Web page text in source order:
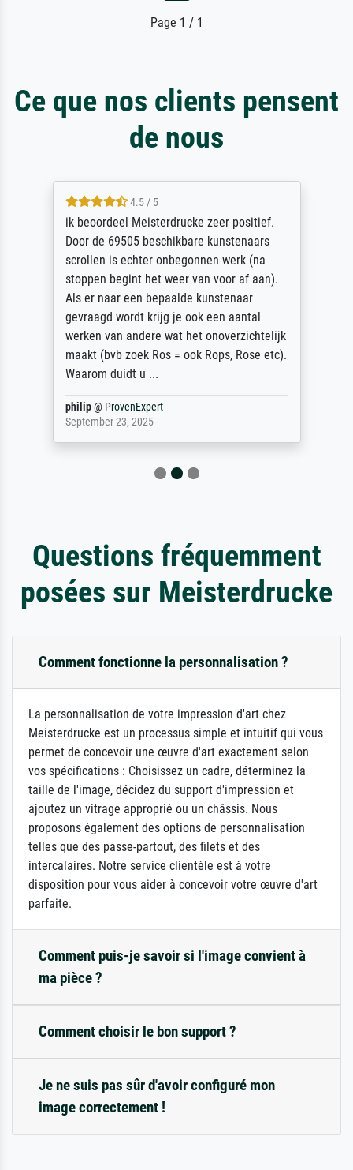
Page 1 / 1
Ce que nos clients pensent
de nous
4.5 / 5
ik beoordeel Meisterdrucke zeer positief.
Door de 69505 beschikbare kunstenaars
scrollen is echter onbegonnen werk (na
stoppen begint het weer van voor af aan).
Als er naar een bepaalde kunstenaar
gevraagd wordt krijg je ook een aantal
werken van andere wat het onoverzichtelijk
maakt (bvb zoek Ros = ook Rops, Rose etc).
Waarom duidt u ...
philip@ ProvenExpert
September 23, 2025
Questions fréquemment
posées sur Meisterdrucke
Comment fonctionne la personnalisation ?
La personnalisation de votre impression d'art chez
Meisterdrucke est un processus simple et intuitif qui vous
permet de concevoir une œuvre d'art exactement selon
vos spécifications : Choisissez un cadre, déterminez la
taille de l'image, décidez du support d'impression et
ajoutez un vitrage approprié ou un châssis. Nous
proposons également des options de personnalisation
telles que des passe-partout, des filets et des
intercalaires. Notre service clientèle est à votre
disposition pour vous aider à concevoir votre œuvre d'art
parfaite.
Comment puis-je savoir si l'image convient à
ma pièce ?
Comment choisir le bon support ?
Je ne suis pas sûr d'avoir configuré mon
image correctement !